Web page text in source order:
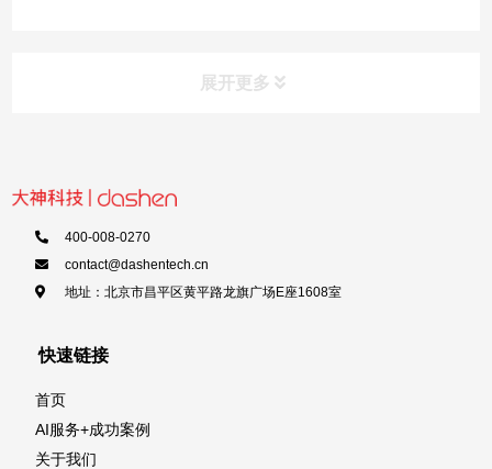
展开更多
400-008-0270
contact@dashentech.cn
地址：北京市昌平区黄平路龙旗广场E座1608室
快速链接
首页
AI服务+成功案例
关于我们